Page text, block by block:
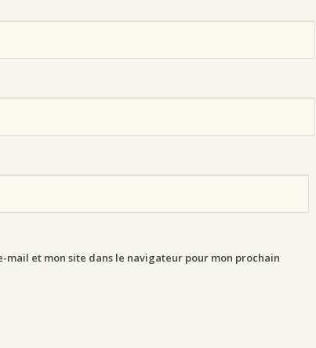
mail et mon site dans le navigateur pour mon prochain